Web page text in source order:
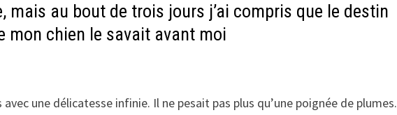
mais au bout de trois jours j’ai compris que le destin
mon chien le savait avant moi
une délicatesse infinie. Il ne pesait pas plus qu’une poignée de plumes.